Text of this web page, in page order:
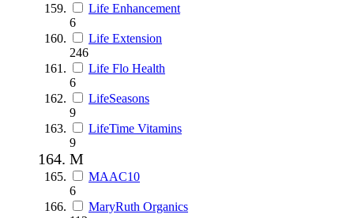
Life Enhancement
6
Life Extension
246
Life Flo Health
6
LifeSeasons
9
LifeTime Vitamins
9
M
MAAC10
6
MaryRuth Organics